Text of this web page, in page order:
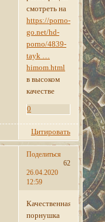
смотреть на
https://porno-
go.net/hd-
porno/4839-
tayk …
himom.html
в высоком
качестве
0
Цитировать
Поделиться
62
26.04.2020
12:59
Качественная
порнушка